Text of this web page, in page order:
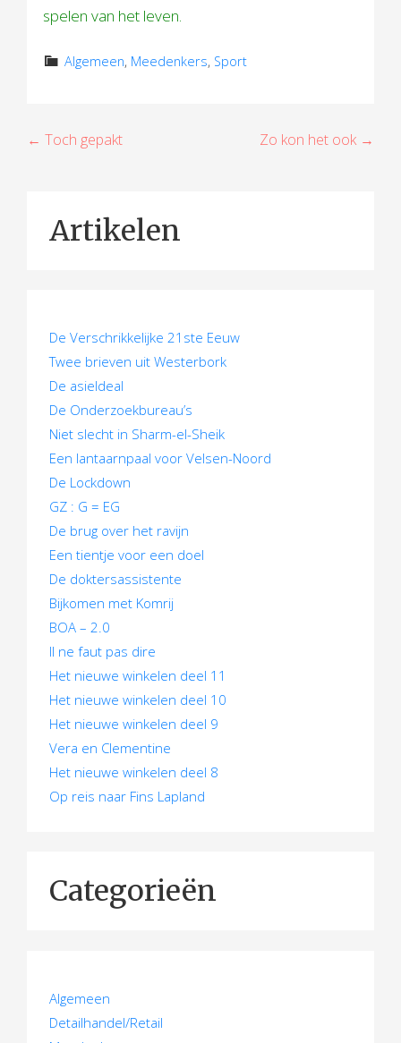
spelen van het leven.
Algemeen, Meedenkers, Sport
B
← Toch gepakt Zo kon het ook →
Artikelen
De Verschrikkelijke 21ste Eeuw
Twee brieven uit Westerbork
De asieldeal
De Onderzoekbureau’s
Niet slecht in Sharm-el-Sheik
Een lantaarnpaal voor Velsen-Noord
De Lockdown
GZ : G = EG
De brug over het ravijn
Een tientje voor een doel
De doktersassistente
Bijkomen met Komrij
BOA – 2.0
Il ne faut pas dire
Het nieuwe winkelen deel 11
Het nieuwe winkelen deel 10
Het nieuwe winkelen deel 9
Vera en Clementine
Het nieuwe winkelen deel 8
Op reis naar Fins Lapland
Categorieën
Algemeen
Detailhandel/Retail